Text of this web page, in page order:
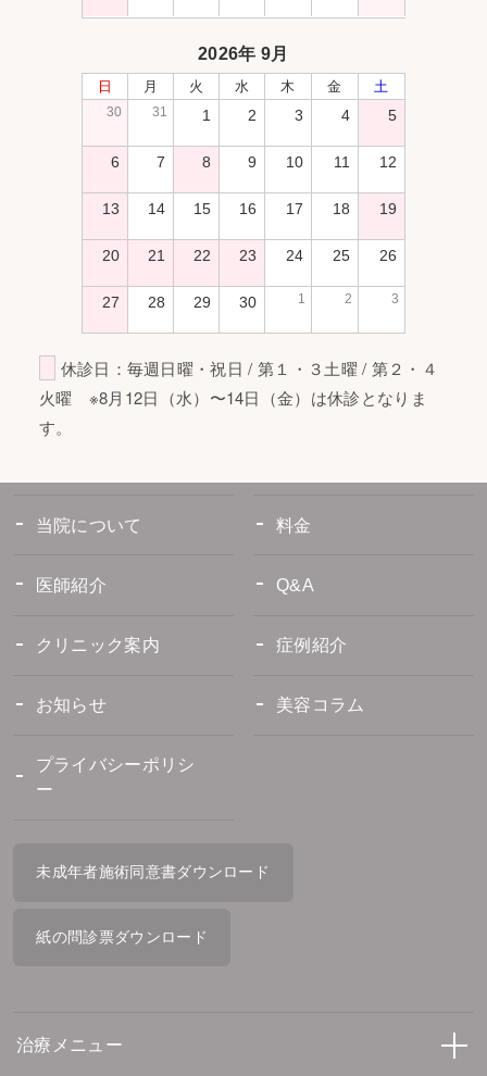
2026年 9月
日 月 火 水 木 金 土
30 31 1 2 3 4 5
6 7 8 9 10 11 12
13 14 15 16 17 18 19
20 21 22 23 24 25 26
27 28 29 30 1 2 3
休診日：毎週日曜・祝日 / 第１・３土曜 / 第２・４
火曜 ※8月12日（水）〜14日（金）は休診となりま
す。
当院について 料金
医師紹介 Q&A
クリニック案内 症例紹介
お知らせ 美容コラム
プライバシーポリシ
ー
未成年者施術同意書ダウンロード
紙の問診票ダウンロード
治療メニュー